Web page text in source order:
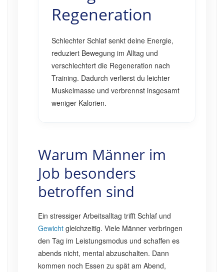
Regeneration
Schlechter Schlaf senkt deine Energie,
reduziert Bewegung im Alltag und
verschlechtert die Regeneration nach
Training. Dadurch verlierst du leichter
Muskelmasse und verbrennst insgesamt
weniger Kalorien.
Warum Männer im
Job besonders
betroffen sind
Ein stressiger Arbeitsalltag trifft Schlaf und
Gewicht gleichzeitig. Viele Männer verbringen
den Tag im Leistungsmodus und schaffen es
abends nicht, mental abzuschalten. Dann
kommen noch Essen zu spät am Abend,